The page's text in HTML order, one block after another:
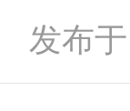
发布